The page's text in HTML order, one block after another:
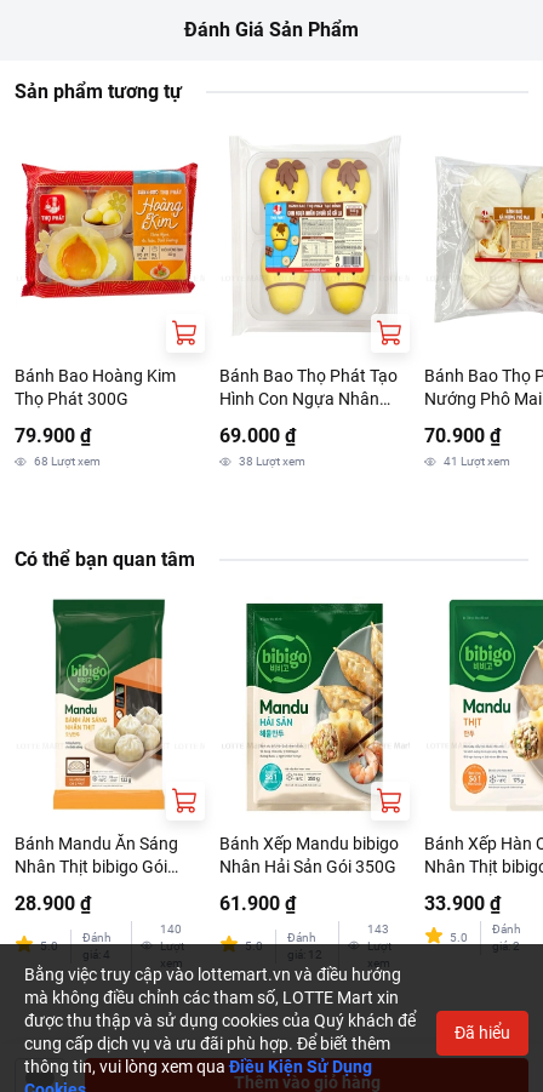
Thêm vào giỏ hàng
Đánh Giá Sản Phẩm
Sản phẩm tương tự
Bánh Bao Hoàng Kim
Thọ Phát 300G
79.900 ₫
68 Lượt xem
Bánh Bao Thọ Phát Tạo
Hình Con Ngựa Nhân
69.000 ₫
38 Lượt xem
Bánh Bao Thọ
Nướng Phô
70.900 ₫
41 Lượt xem
Có thể bạn quan tâm
Bánh Mandu Ăn Sáng
Nhân Thịt bibigo Gói
28.900 ₫
5.0
Đánh
giá 4
140
Lượt
xem
Bánh Xếp Mandu bibigo
Nhân Hải Sản Gói 350G
61.900 ₫
5.0
Đánh
giá
12
143
Lượt
xem
Bánh Xếp Hàn
Nhân Thịt
33.900 ₫
5.0
Đánh
giá:2
Bằng việc truy cập vào lottemart.vn và điều hướng
mà không điều chỉnh các tham số, LOTTE Mart xin
được thu thập và sử dụng cookies của Quý khách để
cung cấp dịch vụ và ưu đãi phù hợp. Để biết thêm
thông tin, vui lòng xem quaĐiều Kiện Sử Dụng
Đã hiểu